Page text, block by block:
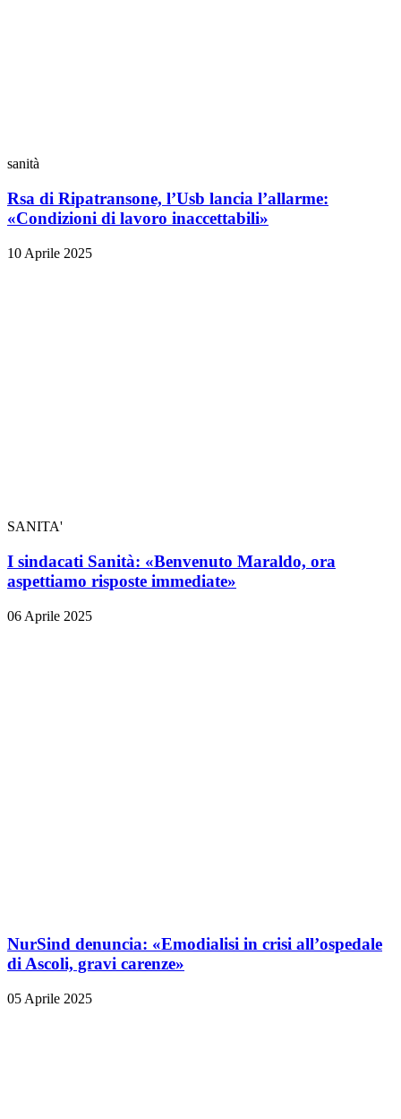
sanità
Rsa di Ripatransone, l’Usb lancia l’allarme:
«Condizioni di lavoro inaccettabili»
10 Aprile 2025
SANITA'
I sindacati Sanità: «Benvenuto Maraldo, ora
aspettiamo risposte immediate»
06 Aprile 2025
NurSind denuncia: «Emodialisi in crisi all’ospedale
di Ascoli, gravi carenze»
05 Aprile 2025